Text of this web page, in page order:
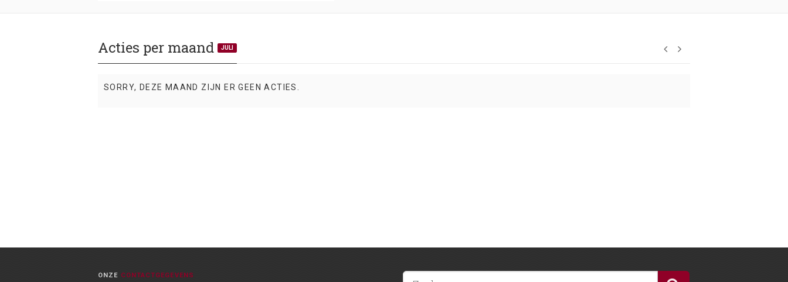
Acties per maand JULI
SORRY, DEZE MAAND ZIJN ER GEEN ACTIES.
ONZE CONTACTGEGEVENS